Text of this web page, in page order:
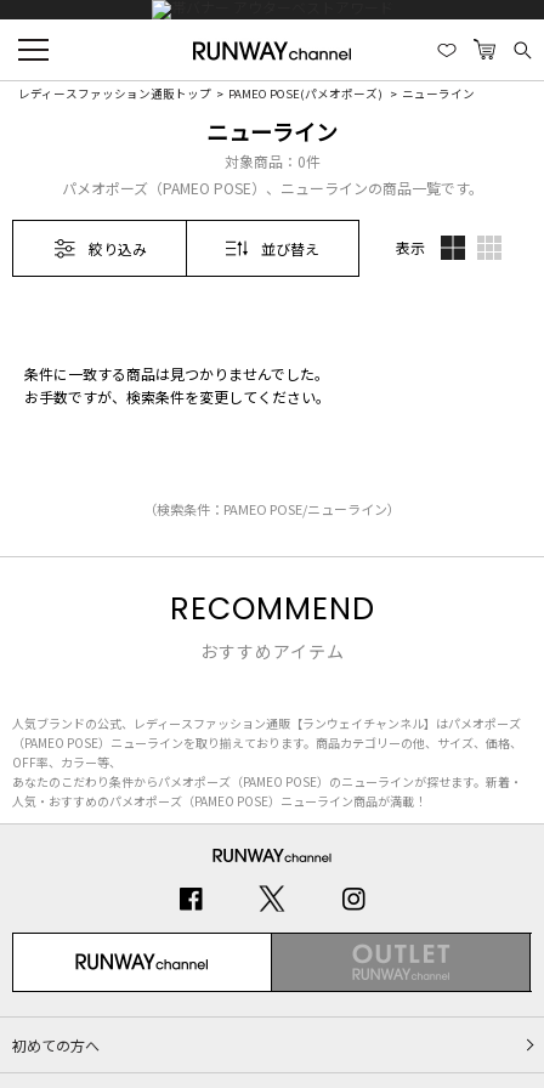
レディースファッション通販トップ PAMEO POSE(パメオポーズ) ニューライン
ニューライン
対象商品： 0件
パメオポーズ（PAMEO POSE）、ニューラインの商品一覧です。
絞り込み 並び替え 表示
条件に一致する商品は見つかりませんでした。
お手数ですが、検索条件を変更してください。
（検索条件：PAMEO POSE/ニューライン）
RECOMMEND
おすすめアイテム
人気ブランドの公式、レディースファッション通販【ランウェイチャンネル】はパメオポーズ
（PAMEO POSE）ニューラインを取り揃えております。商品カテゴリーの他、サイズ、価格、
OFF率、カラー等、
あなたのこだわり条件からパメオポーズ（PAMEO POSE）のニューラインが探せます。新着・
人気・おすすめのパメオポーズ（PAMEO POSE）ニューライン商品が満載！
初めての方へ